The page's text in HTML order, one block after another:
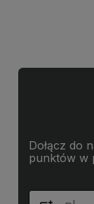
Dołącz do
punktów w